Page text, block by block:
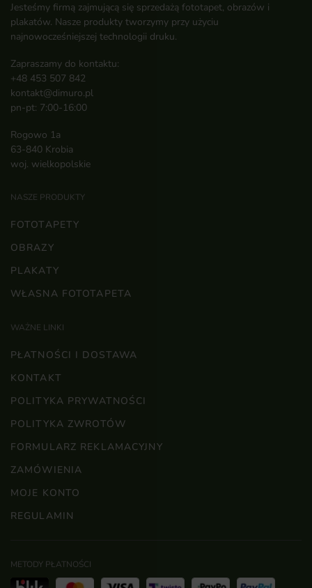
Jesteśmy firmą zajmującą się sprzedażą fototapet, obrazów i
plakatów. Nasze produkty tworzymy przy użyciu
najnowocześniejszej technologii druku.
Zapraszamy do kontaktu:
+48 453 507 842
kontakt@dimuro.pl
pn-pt: 7:00-16:00
Rogowo 1a
63-840 Krobia
woj. wielkopolskie
NASZE PRODUKTY
FOTOTAPETY
OBRAZY
PLAKATY
WŁASNA FOTOTAPETA
WAŻNE LINKI
PŁATNOŚCI I DOSTAWA
KONTAKT
POLITYKA PRYWATNOŚCI
POLITYKA ZWROTÓW
FORMULARZ REKLAMACYJNY
ZAMÓWIENIA
MOJE KONTO
REGULAMIN
METODY PŁATNOŚCI